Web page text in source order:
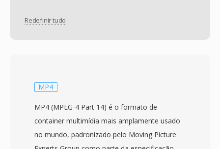
Redefinir tudo
MP4
MP4 (MPEG-4 Part 14) é o formato de
container multimídia mais amplamente usado
no mundo, padronizado pelo Moving Picture